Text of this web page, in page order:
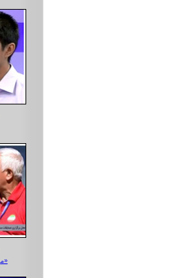
موضوع: حضور سنگ‌نوردی در «المپیک»